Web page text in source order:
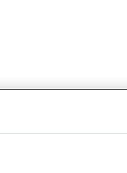
preposta alla